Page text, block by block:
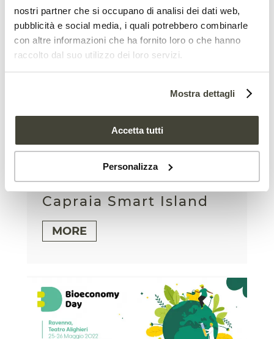
nostri partner che si occupano di analisi dei dati web,
pubblicità e social media, i quali potrebbero combinarle
con altre informazioni che ha fornito loro o che hanno
raccolto dal suo utilizzo dei loro servizi.
Mostra dettagli
Accetta tutti
Personalizza
MORE
Capraia Smart Island
MORE